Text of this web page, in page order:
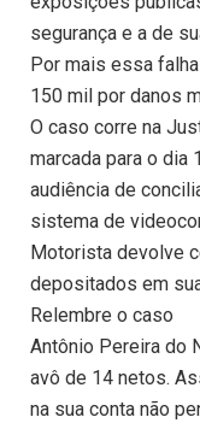
segurança e a de
Por mais essa
150 mil por danos
O caso corre na
marcada para o dia
audiência de
sistema de
Motorista devolve
depositados em
Relembre o caso
Antônio Pereira do
avô de 14 netos.
na sua conta não